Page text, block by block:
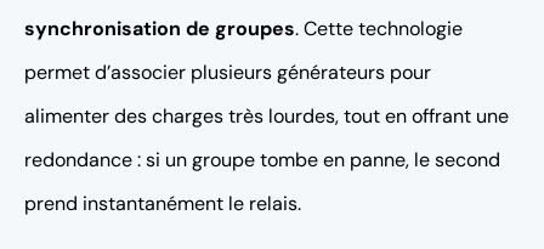
synchronisation de groupes. Cette technologie
permet d’associer plusieurs générateurs pour
alimenter des charges très lourdes, tout en offrant une
redondance : si un groupe tombe en panne, le second
prend instantanément le relais.